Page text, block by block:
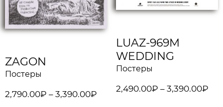
ZAGON
Постеры
2,790.00₽ – 3,390.00₽
LUAZ-969M
WEDDING
Постеры
2,490.00₽ – 3,390.00₽